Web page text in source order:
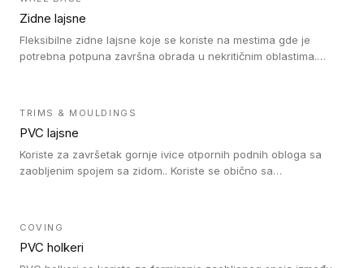
Zidne lajsne
Fleksibilne zidne lajsne koje se koriste na mestima gde je
potrebna potpuna završna obrada u nekritičnim oblastima.
TRIMS & MOULDINGS
PVC lajsne
Koriste za završetak gornje ivice otpornih podnih obloga sa
zaobljenim spojem sa zidom.. Koriste se obično sa
rešenje).
COVING
PVC holkeri